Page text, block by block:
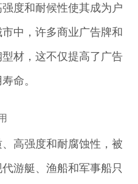
度和耐候性使其成为户
中，许多商业广告牌和
材，这不仅提高了广告
命。
高强度和耐腐蚀性，被
游艇、渔船和军事船只